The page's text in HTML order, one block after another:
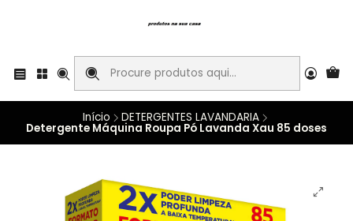
Início DETERGENTES LAVANDARIA
Detergente Máquina Roupa Pó Lavanda Xau 85 doses